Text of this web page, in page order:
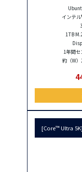
インテ
1TB
1年間
約（W
[Core™ Ultra